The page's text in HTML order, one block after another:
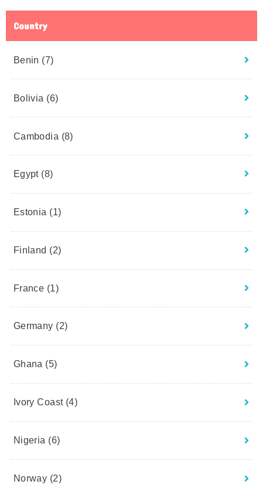
Country
Benin (7)
Bolivia (6)
Cambodia (8)
Egypt (8)
Estonia (1)
Finland (2)
France (1)
Germany (2)
Ghana (5)
Ivory Coast (4)
Nigeria (6)
Norway (2)